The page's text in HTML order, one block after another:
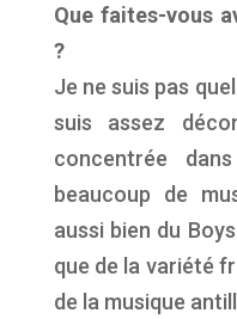
Que faites-vous
?
Je ne suis pas
suis assez
concentrée
beaucoup de
aussi bien du
que de la variété
de la musique